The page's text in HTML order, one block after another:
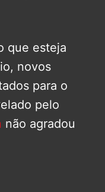
que esteja
novos
para o
pelo
não agradou